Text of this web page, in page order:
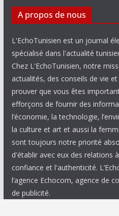
A propos de nous
L'EchoTunisien est un journal
spécialisé dans l'actualité
Chez L'EchoTunisien, notre
actualités, des conseils de vie
prouver que vous êtes
efforçons de fournir des
l’économie, la technologie,
la culture et art et aussi la
sont toujours notre priorité
d'établir avec eux des relations
confiance et l'authenticité.
l’agence Echocom, agence de
de publicité.